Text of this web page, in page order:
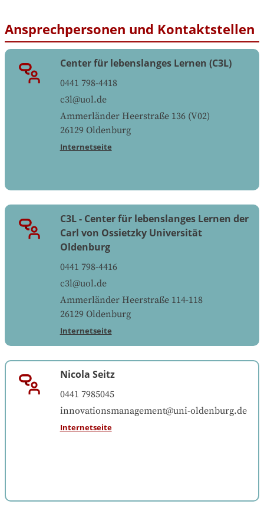
Ansprechpersonen und Kontaktstellen
Center für lebenslanges Lernen (C3L)
0441 798-4418
c3l@uol.de
Ammerländer Heerstraße 136 (V02)
26129 Oldenburg
Internetseite
C3L - Center für lebenslanges Lernen der
Carl von Ossietzky Universität
Oldenburg
0441 798-4416
c3l@uol.de
Ammerländer Heerstraße 114-118
26129 Oldenburg
Internetseite
Nicola Seitz
0441 7985045
innovationsmanagement@uni-oldenburg.de
Internetseite